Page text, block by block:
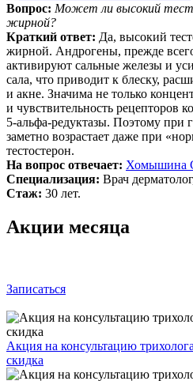
Вопрос: Может ли высокий
жирной?
Краткий ответ: Да, высокий
жирной. Андрогены, прежде
активируют сальные железы и
сала, что приводит к блеску,
и акне. Значима не только
и чувствительность рецепторов
5‑альфа‑редуктазы. Поэтому при
заметно возрастает даже при
тестостерон.
На вопрос отвечает: Хомышина
Специализация: Врач
Стаж: 30 лет.
Акции месяца
Записаться
Акция на консультацию
скидка